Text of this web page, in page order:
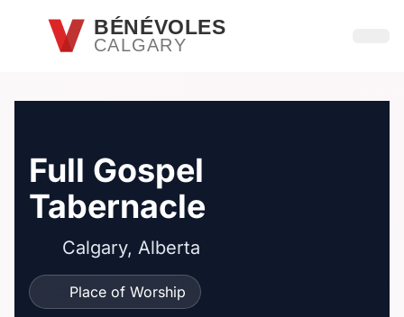
Passer au contenu principal
BÉNÉVOLES
CALGARY
Full Gospel
Tabernacle
Calgary, Alberta
Place of Worship